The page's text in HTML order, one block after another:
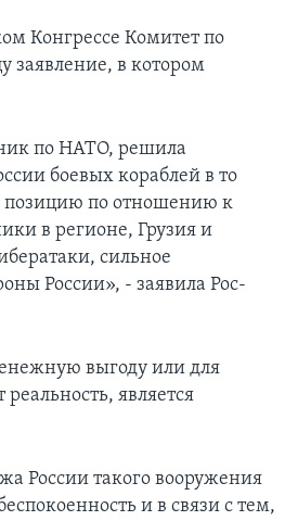
Конгрессе Комитет по
в котором
по НАТО, решила
боевых кораблей в то
позицию по отношению к
в регионе, Грузия и
сильное
России», - заявила Рос-
выгоду или для
является
России такого вооружения
и в связи с тем,